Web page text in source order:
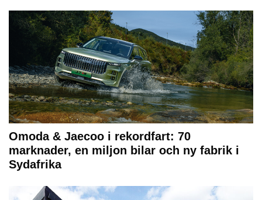
Omoda & Jaecoo i rekordfart: 70
marknader, en miljon bilar och ny fabrik i
Sydafrika